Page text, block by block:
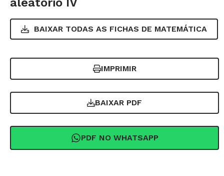
BAIXAR TODAS AS FICHAS DE MATEMÁTICA
IMPRIMIR
BAIXAR PDF
PDF NO WHATSAPP